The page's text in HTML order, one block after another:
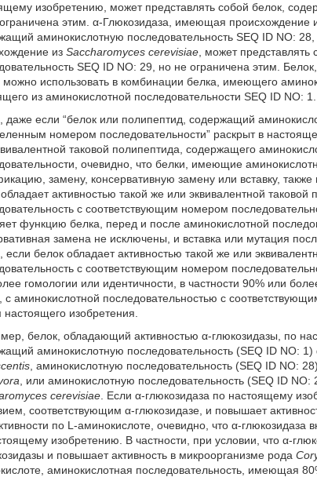
изобретению, может представлять собой белок,
этим. α-Глюкозидаза, имеющая происхождение
аминокислотную последовательность SEQ ID NO:
изSaccharomyces cerevisiae , может
SEQ ID NO: 29, но не ограничена этим.
можно использовать в комбинации белка, имеющего
из аминокислотной последовательности SEQ ID NO: 1.
даже если “белок или полипептид, содержащий
номером последовательности” раскрыт в
таковой полипептида, содержащего
очевидно, что белки, имеющие
замену, консервативную замену или вставку,
активностью такой же или эквивалентной
с соответствующим номером
функцию белка, перед и после аминокислотной
замена не исключены, и вставка или мутация
если белок обладает активностью такой же или
с соответствующим номером
гомологии или идентичности, в частности 90% или
с аминокислотной последовательностью с
изобретения.
белок, обладающий активностью α-глюкозидазы, по
аминокислотную последовательность (SEQ ID NO:
, аминокислотную последовательность (SEQ ID
, или аминокислотную последовательность (SEQ ID
cerevisiae . Если α-глюкозидаза по настоящему
соответствующим α-глюкозидазе, и повышает
по L-аминокислоте, очевидно, что α-
изобретению. В частности, при условии, что α-
и повышает активность в микроорганизме рода
аминокислотная последовательность, имеющая